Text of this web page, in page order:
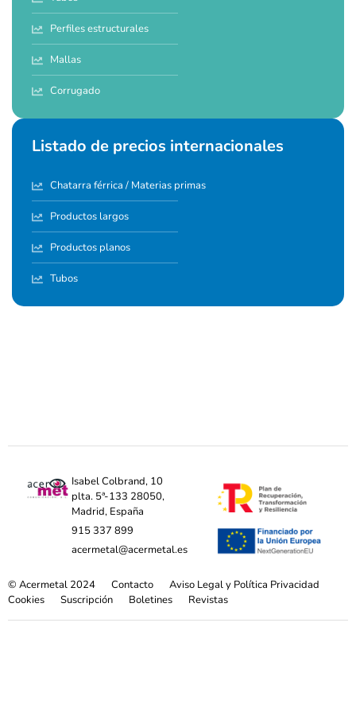
Perfiles estructurales
Mallas
Corrugado
Listado de precios internacionales
Chatarra férrica / Materias primas
Productos largos
Productos planos
Tubos
Isabel Colbrand, 10
plta. 5ª-133 28050,
Madrid, España
915 337 899
acermetal@acermetal.es
© Acermetal 2024 Contacto
Aviso Legal y Política Privacidad
Cookies
Suscripción Boletines Revistas